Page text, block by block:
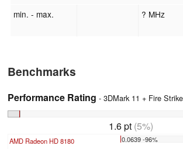
min. - max.
? MHz
Benchmarks
Performance Rating - 3DMark 11 + Fire
1.6 pt (5%)
AMD Radeon HD 8180 0.0639 -96%